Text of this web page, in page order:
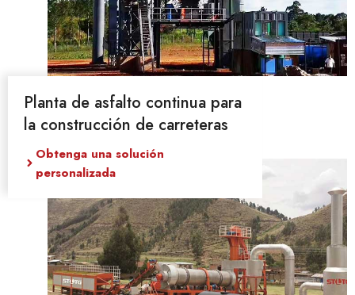
Planta de asfalto continua para
la construcción de carreteras
Obtenga una solución
personalizada